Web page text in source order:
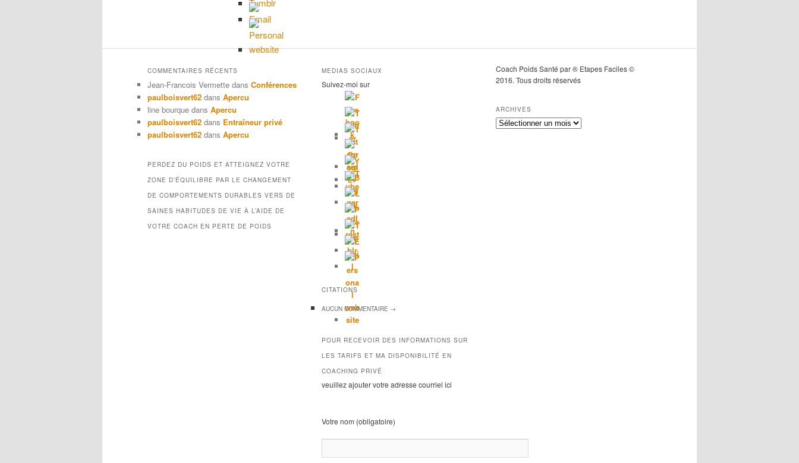
COMMENTAIRES RÉCENTS
Jean-Francois Vermette dans Conférences
paulboisvert62 dans Apercu
line bourque dans Apercu
paulboisvert62 dans Entraîneur privé
paulboisvert62 dans Apercu
PERDEZ DU POIDS ET ATTEIGNEZ VOTRE
ZONE D’ÉQUILIBRE PAR LE CHANGEMENT
DE COMPORTEMENTS DURABLES VERS DE
SAINES HABITUDES DE VIE À L’AIDE DE
VOTRE COACH EN PERTE DE POIDS
MEDIAS SOCIAUX
Suivez-moi sur
CITATIONS
AUCUN COMMENTAIRE →
POUR RECEVOIR DES INFORMATIONS SUR
LES TARIFS ET MA DISPONIBILITÉ EN
COACHING PRIVÉ
veuillez ajouter votre adresse courriel ici
Votre nom (obligatoire)
Coach Poids Santé par ® Etapes Faciles ©
2016. Tous droits réservés
ARCHIVES
A